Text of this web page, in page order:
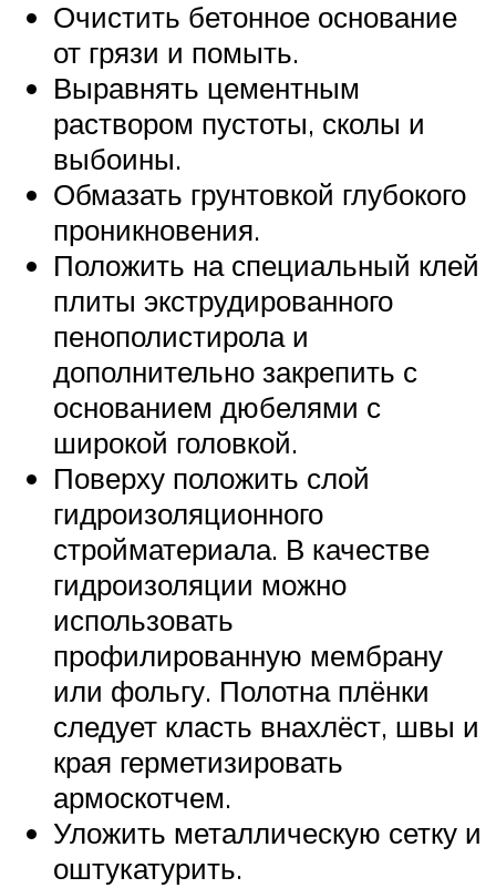
Очистить бетонное основание
от грязи и помыть.
Выравнять цементным
раствором пустоты, сколы и
выбоины.
Обмазать грунтовкой глубокого
проникновения.
Положить на специальный клей
плиты экструдированного
пенополистирола и
дополнительно закрепить с
основанием дюбелями с
широкой головкой.
Поверху положить слой
гидроизоляционного
стройматериала. В качестве
гидроизоляции можно
использовать
профилированную мембрану
или фольгу. Полотна плёнки
следует класть внахлёст, швы и
края герметизировать
армоскотчем.
Уложить металлическую сетку и
оштукатурить.